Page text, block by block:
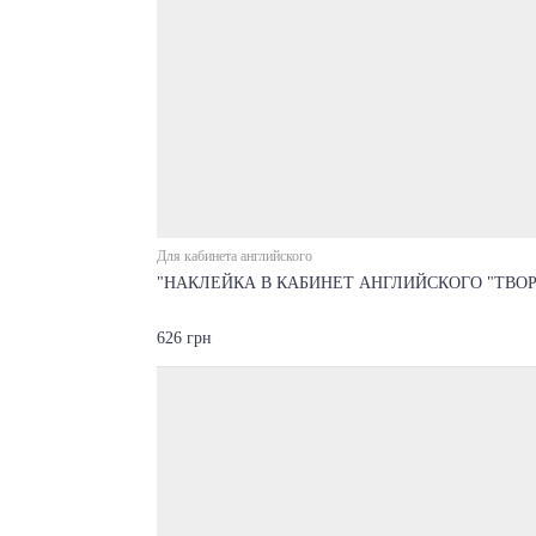
Для кабинета английского
"НАКЛЕЙКА В КАБИНЕТ АНГЛИЙСКОГО
626 грн